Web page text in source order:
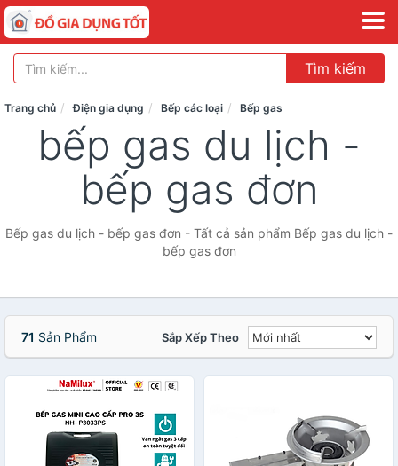
Tìm kiếm
Trang chủ Điện gia dụng Bếp các loại Bếp gas
bếp gas du lịch -
bếp gas đơn
Bếp gas du lịch - bếp gas đơn - Tất cả sản phẩm Bếp gas du lịch -
bếp gas đơn
71 Sản Phẩm Sắp Xếp Theo